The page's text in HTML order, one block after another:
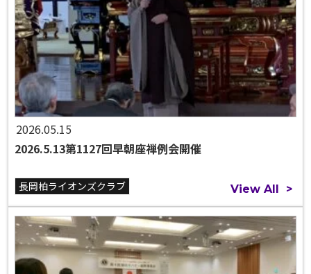
2026.05.15
2026.5.13第1127回早朝座禅例会開催
長岡柏ライオンズクラブ View All >